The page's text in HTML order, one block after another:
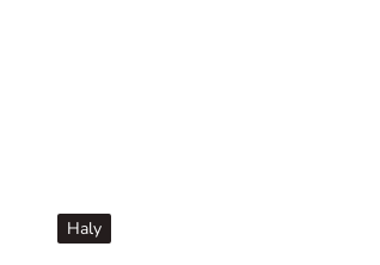
Haly